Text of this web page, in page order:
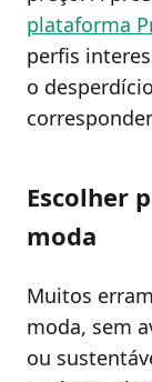
plataforma
perfis
o
Escolher
moda
Muitos
moda, sem
ou